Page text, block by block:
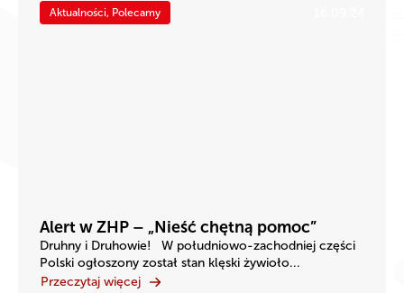
Aktualności, Polecamy
Alert w ZHP – „Nieść chętną pomoc”
Druhny i Druhowie! W południowo-zachodniej części
Polski ogłoszony został stan klęski żywioło...
Przeczytaj więcej